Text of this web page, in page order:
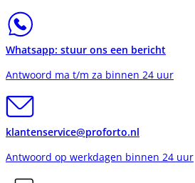
Whatsapp: stuur ons een bericht
Antwoord ma t/m za binnen 24 uur
klantenservice@proforto.nl
Antwoord op werkdagen binnen 24 uur